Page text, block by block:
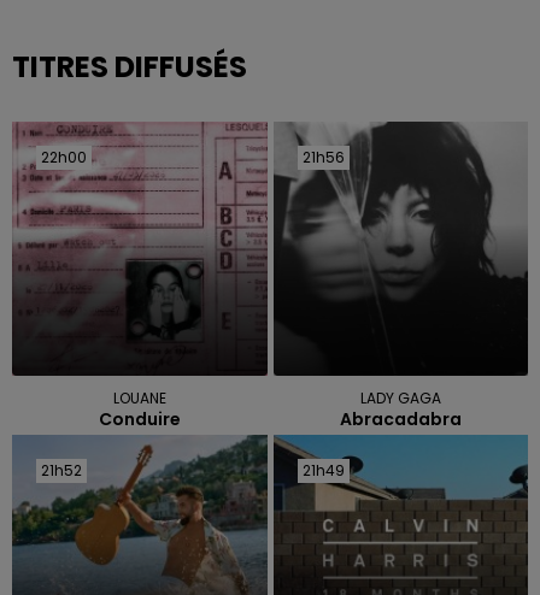
TITRES DIFFUSÉS
22h00
22h00
LOUANE
Conduire
21h56
21h56
LADY GAGA
Abracadabra
21h52
21h52 21h49
21h49